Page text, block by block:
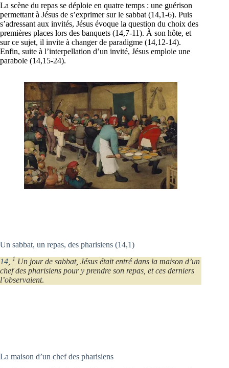
La scène du repas se déploie en quatre temps : une guérison
permettant à Jésus de s’exprimer sur le sabbat (14,1-6). Puis
s’adressant aux invités, Jésus évoque la question du choix des
premières places lors des banquets (14,7-11). À son hôte, et
sur ce sujet, il invite à changer de paradigme (14,12-14).
Enfin, suite à l’interpellation d’un invité, Jésus emploie une
parabole (14,15-24).
Un sabbat, un repas, des pharisiens (14,1)
14 1 Un jour de sabbat, Jésus était entré dans la maison d’un
chef des pharisiens pour y prendre son repas, et ces derniers
l’observaient.
La maison d’un chef des pharisiens